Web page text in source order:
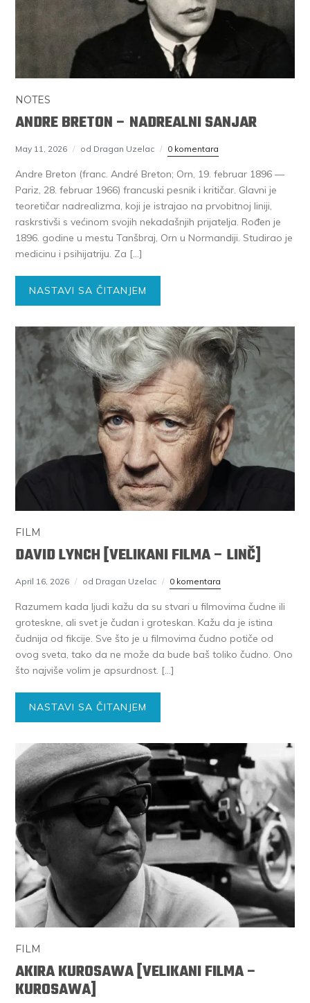
NOTES
ANDRE BRETON – NADREALNI SANJAR
May 11, 2026 od Dragan Uzelac 0 komentara
Andre Breton (franc. André Breton; Orn, 19. februar 1896 —
Pariz, 28. februar 1966) francuski pesnik i kritičar. Glavni je
teoretičar nadrealizma, koji je istrajao na prvobitnoj liniji,
raskrstivši s većinom svojih nekadašnjih prijatelja. Rođen je
1896. godine u mestu Tanšbraj, Orn u Normandiji. Studirao je
medicinu i psihijatriju. Za […]
NASTAVI SA ČITANJEM
FILM
DAVID LYNCH [VELIKANI FILMA – LINČ]
April 16, 2026 od Dragan Uzelac 0 komentara
Razumem kada ljudi kažu da su stvari u filmovima čudne ili
groteskne, ali svet je čudan i groteskan. Kažu da je istina
čudnija od fikcije. Sve što je u filmovima čudno potiče od
ovog sveta, tako da ne može da bude baš toliko čudno. Ono
što najviše volim je apsurdnost. […]
NASTAVI SA ČITANJEM
FILM
AKIRA KUROSAWA [VELIKANI FILMA –
KUROSAWA]